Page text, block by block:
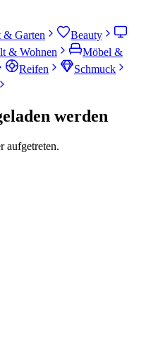
& Garten
Beauty
& Wohnen
Möbel &
Reifen
Schmuck
werden
aufgetreten.